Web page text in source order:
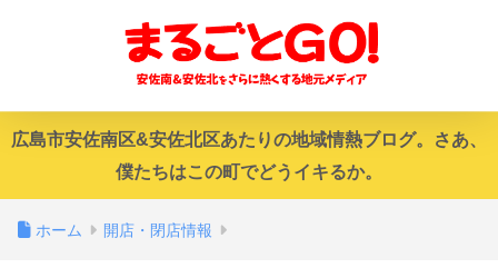
広島市安佐南区&安佐北区あたりの地域情熱ブログ。さあ、
僕たちはこの町でどうイキるか。
ホーム 開店・閉店情報